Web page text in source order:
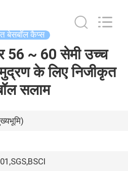
बेसबॉल कैप्स
~ 60 सेमी उच्च
के लिए निजीकृत
सलाम